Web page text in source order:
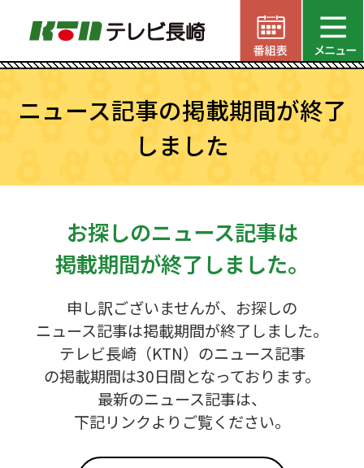
ニュース記事の掲載期間が終了
しました
お探しのニュース記事は
掲載期間が終了しました。
申し訳ございませんが、お探しの
ニュース記事は掲載期間が終了しました。
テレビ長崎（KTN）のニュース記事
の掲載期間は30日間となっております。
最新のニュース記事は、
下記リンクよりご覧ください。